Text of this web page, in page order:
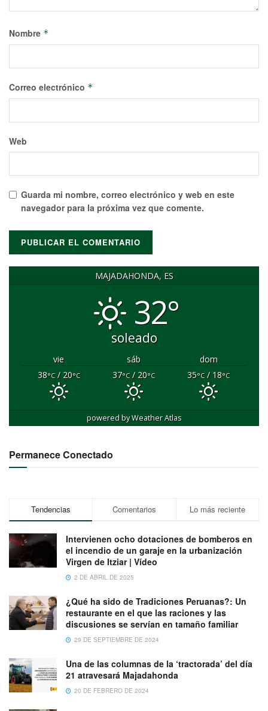
Nombre *
Correo electrónico *
Web
Guarda mi nombre, correo electrónico y web en este
navegador para la próxima vez que comente.
MAJADAHONDA, ES
32°
soleado
vie sáb
dom
38°C/ 20°C 37°C/ 20°C 35°C/ 18°C
powered byWeather Atlas
Permanece Conectado
Tendencias Comentarios Lo más reciente
Intervienen ocho dotaciones de bomberos en
el incendio de un garaje en la urbanización
Virgen de Itziar | Vídeo
2 DE ABRIL DE 2025
¿Qué ha sido de Tradiciones Peruanas?: Un
restaurante en el que las raciones y las
discusiones se servían en tamaño familiar
29 DE SEPTIEMBRE DE 2024
Una de las columnas de la ‘tractorada’ del día
21 atravesará Majadahonda
20 DE FEBRERO DE 2024